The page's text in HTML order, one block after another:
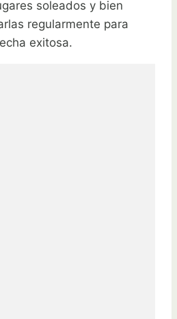
soleados y bien
regularmente para
exitosa.